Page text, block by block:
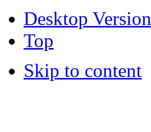
Desktop Version
Top
Skip to content